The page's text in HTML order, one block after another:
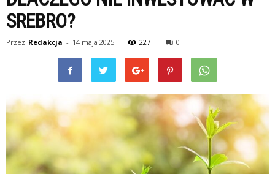
SREBRO?
Przez Redakcja - 14 maja 2025 227 0